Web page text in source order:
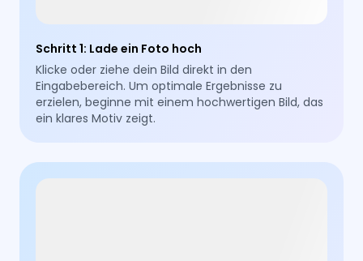
Schritt 1: Lade ein Foto hoch
Klicke oder ziehe dein Bild direkt in den
Eingabebereich. Um optimale Ergebnisse zu
erzielen, beginne mit einem hochwertigen Bild, das
ein klares Motiv zeigt.